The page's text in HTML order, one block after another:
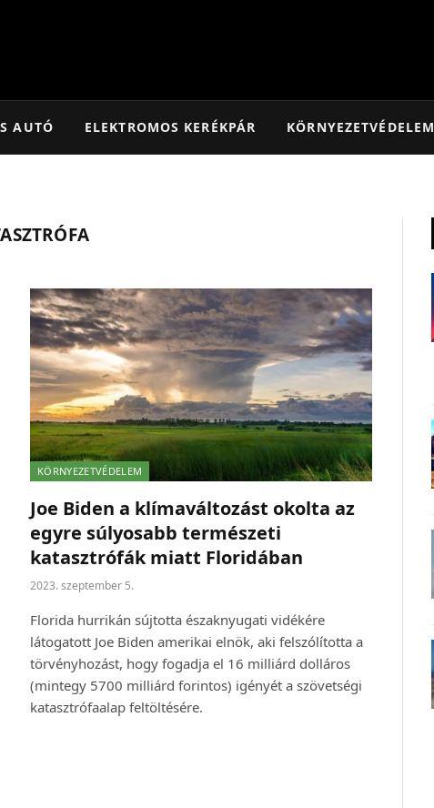
AUTÓ ELEKTROMOS KERÉKPÁR KÖRNYEZETVÉDELEM
KÖRNYEZETVÉDELEM
Joe Biden a klímaváltozást okolta az
egyre súlyosabb természeti
katasztrófák miatt Floridában
2023. szeptember 5.
Florida hurrikán sújtotta északnyugati vidékére
látogatott Joe Biden amerikai elnök, aki felszólította a
törvényhozást, hogy fogadja el 16 milliárd dolláros
(mintegy 5700 milliárd forintos) igényét a szövetségi
katasztrófaalap feltöltésére.